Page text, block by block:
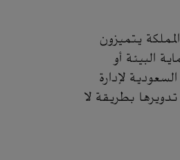
يتميزون
البيئة أو
لإدارة
بطريقة لا